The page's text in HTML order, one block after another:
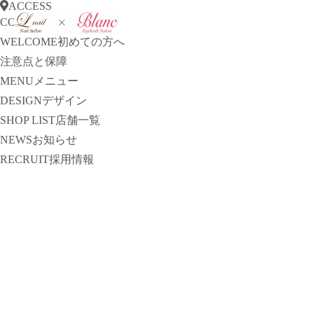
ACCESS
CONCEPT
コンセプト
WELCOME初めての方へ
注意点と保障
MENU メニュー
DESIGNデザイン
SHOP LIST店舗一覧
NEWSお知らせ
RECRUIT採用情報